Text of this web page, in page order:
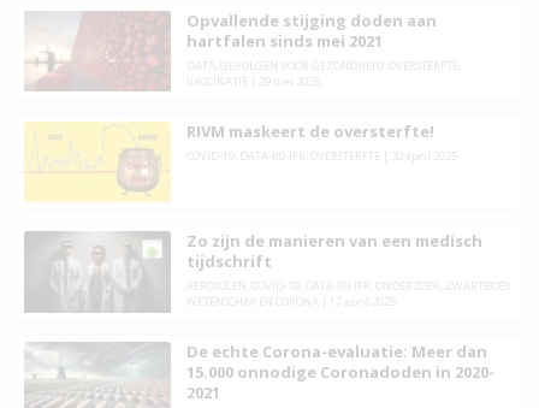
Opvallende stijging doden aan
hartfalen sinds mei 2021
DATA GEVOLGEN VOOR GEZONDHEID, OVERSTERFTE
VACCINATIE
29 mei 2025
RIVM maskeert de oversterfte!
COVID-19, DATA-R0-IFR OVERSTERFTE 30 april 2025
Zo zijn de manieren van een medisch
tijdschrift
AEROSOLEN COVID-19, DATA-R0-IFR ONDERZOEK
ZWARTBOEK
WETENSCHAP EN CORONA
17 april 2025
De echte Corona-evaluatie: Meer dan
15.000 onnodige Coronadoden in 2020-
2021